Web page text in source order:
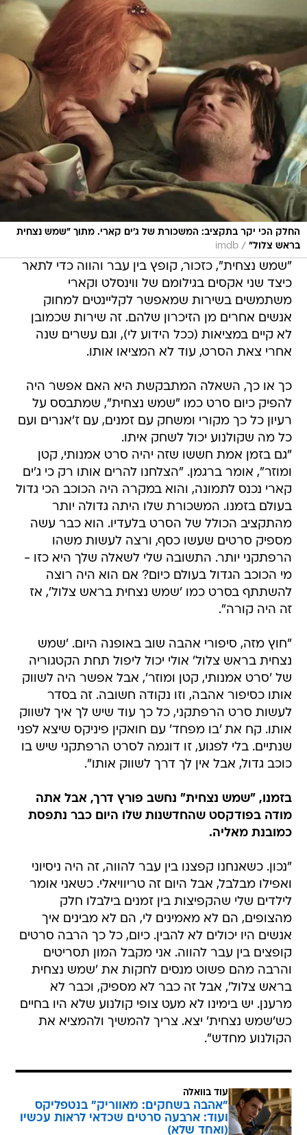
החלק הכי יקר בתקציב: המשכורת של ג'ים קארי. מתוך "שמש נצחית
בראש צלול" /
imdb
"שמש נצחית", כזכור, קופץ בין עבר והווה כדי לתאר
כיצד שני אקסים בגילומם של ווינסלט וקארי
משתמשים בשירות שמאפשר לקליינטים למחוק
אנשים אחרים מן הזיכרון שלהם. זה שירות שכמובן
לא קיים במציאות (ככל הידוע לי), וגם עשרים שנה
אחרי צאת הסרט, עוד לא המציאו אותו.
כך או כך, השאלה המתבקשת היא האם אפשר היה
להפיק כיום סרט כמו "שמש נצחית", שמתבסס על
רעיון כל כך מקורי ומשחק עם זמנים, עם ז'אנרים ועם
כל מה שקולנוע יכול לשחק איתו.
"גם בזמן אמת חששו שזה יהיה סרט אמנותי, קטן
ומוזר", אומר ברגמן. "הצלחנו להרים אותו רק כי ג'ים
קארי נכנס לתמונה, והוא במקרה היה הכוכב הכי גדול
בעולם בזמנו. המשכורת שלו היתה גדולה יותר
מהתקציב הכולל של הסרט בלעדיו. הוא כבר עשה
מספיק סרטים שעשו כסף, ורצה לעשות משהו
הרפתקני יותר. התשובה שלי לשאלה שלך היא כזו -
מי הכוכב הגדול בעולם כיום? אם הוא היה רוצה
להשתתף בסרט כמו 'שמש נצחית בראש צלול', אז
זה היה קורה".
"חוץ מזה, סיפורי אהבה שוב באופנה היום. 'שמש
נצחית בראש צלול' אולי יכול ליפול תחת הקטגוריה
של 'סרט אמנותי, קטן ומוזר', אבל אפשר היה לשווק
אותו כסיפור אהבה, וזו נקודה חשובה. זה בסדר
לעשות סרט הרפתקני, כל כך עוד שיש לך איך לשווק
אותו. קח את 'בו מפחד' עם חואקין פיניקס שיצא לפני
שנתיים. בלי לפגוע, זו דוגמה לסרט הרפתקני שיש בו
כוכב גדול, אבל אין לך דרך לשווק אותו".
בזמנו, "שמש נצחית" נחשב פורץ דרך, אבל אתה
מודה בפודקסט שהחדשנות שלו היום כבר נתפסת
כמובנת מאליה.
"נכון. כשאנחנו קפצנו בין עבר להווה, זה היה ניסיוני
ואפילו מבלבל, אבל היום זה טריוויאלי. כשאני אומר
לילדים שלי שהקפיצות בין זמנים בילבלו חלק
מהצופים, הם לא מאמינים לי, הם לא מבינים איך
אנשים היו יכולים לא להבין. כיום, כל כך הרבה סרטים
קופצים בין עבר להווה. אני מקבל המון תסריטים
והרבה מהם פשוט מנסים לחקות את 'שמש נצחית
בראש צלול', אבל זה כבר לא מספיק, וכבר לא
מרענן. יש בימינו לא מעט צופי קולנוע שלא היו בחיים
כש'שמש נצחית' יצא. צריך להמשיך ולהמציא את
הקולנוע מחדש".
עוד בוואלה
"אהבה בשחקים: מאווריק" בנטפליקס
ועוד: ארבעה סרטים שכדאי לראות עכשיו
(ואחד שלא)